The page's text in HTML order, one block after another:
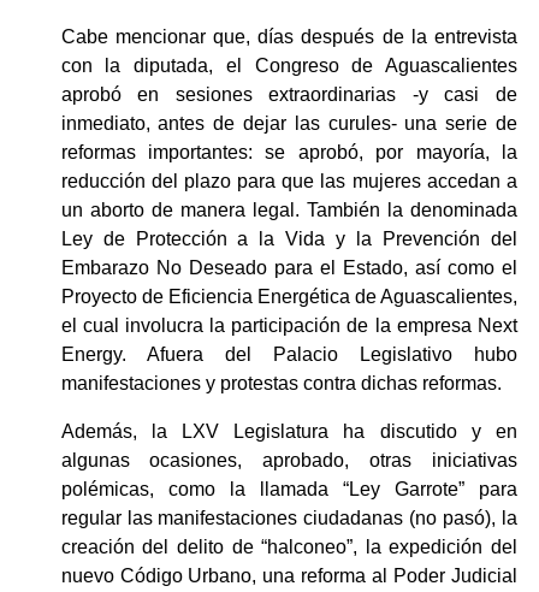
Cabe mencionar que, días después de la entrevista
con la diputada, el Congreso de Aguascalientes
aprobó en sesiones extraordinarias -y casi de
inmediato, antes de dejar las curules- una serie de
reformas importantes: se aprobó, por mayoría, la
reducción del plazo para que las mujeres accedan a
un aborto de manera legal. También la denominada
Ley de Protección a la Vida y la Prevención del
Embarazo No Deseado para el Estado, así como el
Proyecto de Eficiencia Energética de Aguascalientes,
el cual involucra la participación de la empresa Next
Energy. Afuera del Palacio Legislativo hubo
manifestaciones y protestas contra dichas reformas.
Además, la LXV Legislatura ha discutido y en
algunas ocasiones, aprobado, otras iniciativas
polémicas, como la llamada “Ley Garrote” para
regular las manifestaciones ciudadanas (no pasó), la
creación del delito de “halconeo”, la expedición del
nuevo Código Urbano, una reforma al Poder Judicial